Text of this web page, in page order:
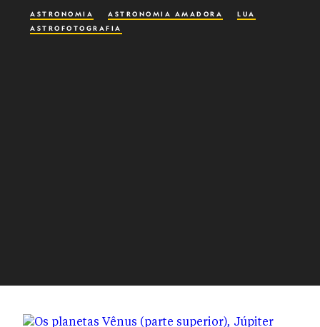
ASTRONOMIA ASTRONOMIA AMADORA
LUA
ASTROFOTOGRAFIA